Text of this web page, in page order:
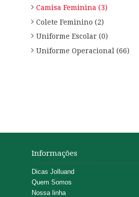
Camisa Feminina (3)
Colete Feminino (2)
Uniforme Escolar (0)
Uniforme Operacional (66)
Informações
Dicas Jolluand
Quem Somos
Nossa linha